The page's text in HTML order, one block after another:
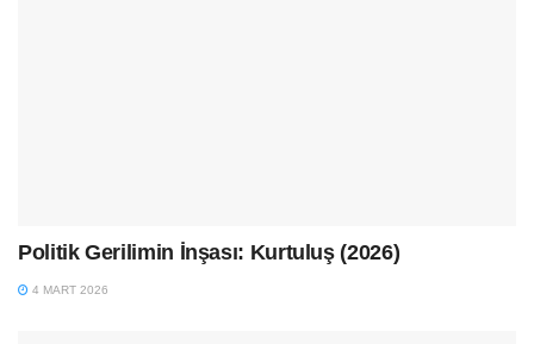
Politik Gerilimin İnşası: Kurtuluş (2026)
4 MART 2026